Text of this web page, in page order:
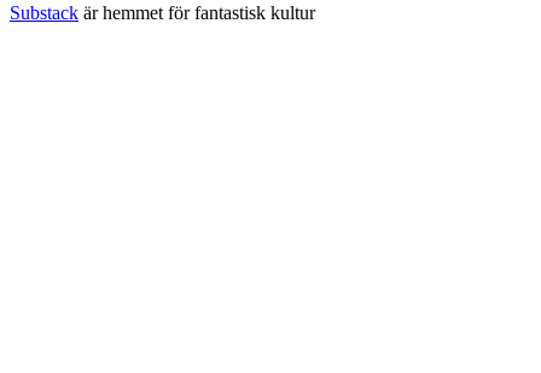
Substack är hemmet för fantastisk kultur